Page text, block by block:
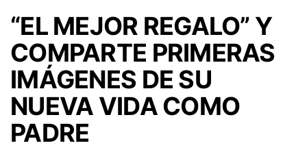
“EL MEJOR REGALO” Y
COMPARTE PRIMERAS
IMÁGENES DE SU
NUEVA VIDA COMO
PADRE